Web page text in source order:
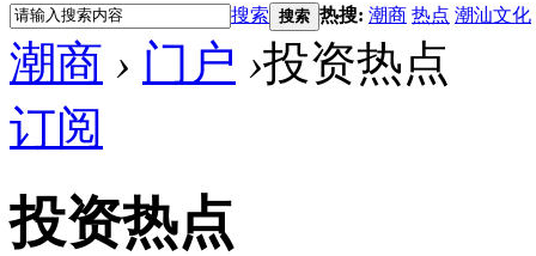
搜索 搜索 热搜: 潮商 热点 潮汕文化
潮商 › 门户 ›投资热点
订阅
投资热点